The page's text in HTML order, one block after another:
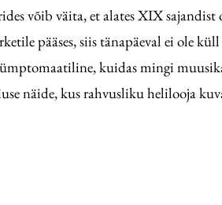
võib väita, et alates XIX
pääses, siis tänapäeval ei ole
kuidas mingi
näide, kus rahvusliku helilooja